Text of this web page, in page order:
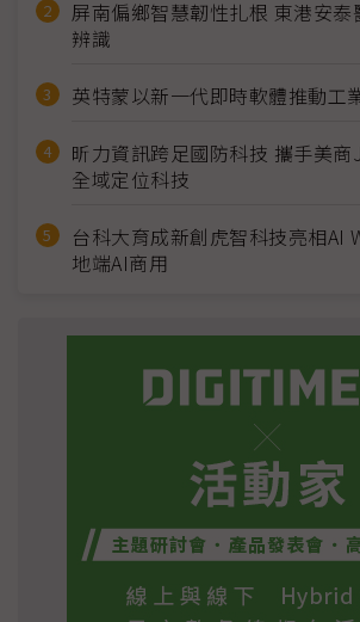
屏南偏鄉智慧韌性扎根 東港安泰
辨識
英特蒙以新一代即時軟體推動工
昕力資訊跨足國防科技 攜手美
全域定位科技
台科大育成新創虎智科技亮相AI
地端AI商用